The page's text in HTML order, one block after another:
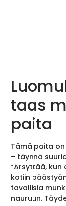
taas
paita
Tämä paita
– täynnä
”Ärsyttää, kun
kotiin
tavallisia
nauruun.